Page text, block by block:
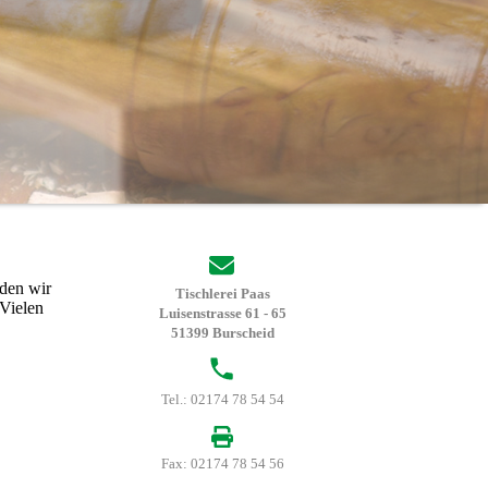
wir
Tischlerei Paas
Luisenstrasse 61 - 65
51399 Burscheid
Tel.: 02174 78 54 54
Fax: 02174 78 54 56